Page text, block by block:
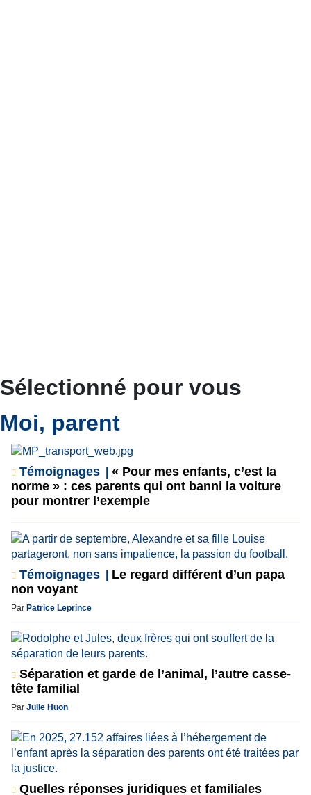
Sélectionné pour vous
Moi, parent
Témoignages
« Pour mes enfants, c’est la
norme » : ces parents qui ont banni la voiture
pour montrer l’exemple
Témoignages
Le regard différent d’un papa
non voyant
Par Patrice Leprince
Séparation et garde de l’animal, l’autre casse-
tête familial
Par Julie Huon
Quelles réponses juridiques et familiales